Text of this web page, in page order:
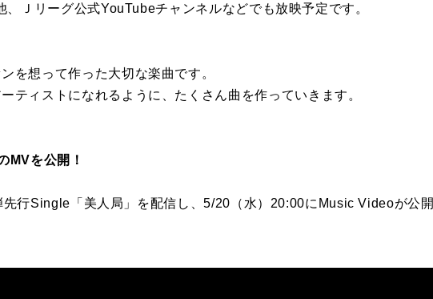
Ｊリーグ公式YouTubeチャンネルなどでも放映予定です。
を想って作った大切な楽曲です。
ティストになれるように、たくさん曲を作っていきます。
MVを公開！
行Single「美人局」を配信し、5/20（水）20:00にMusic Videoが公開